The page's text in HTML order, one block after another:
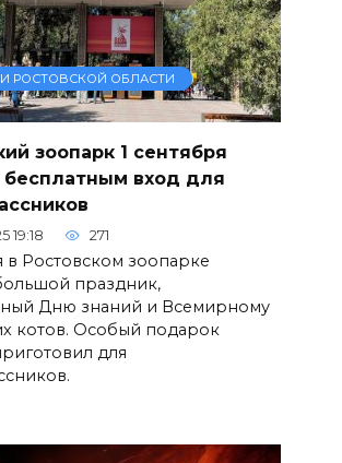
РОСТОВСКОЙ ОБЛАСТИ
зоопарк 1 сентября
бесплатным вход для
19:18 271
в Ростовском зоопарке
праздник,
Дню знаний и Всемирному
котов. Особый подарок
для